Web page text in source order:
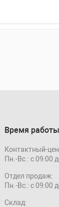
Время работы
Контактный-
Пн.-Вс.: с 09:00
Отдел продаж:
Пн.-Вс.: с 09:00
Склад: